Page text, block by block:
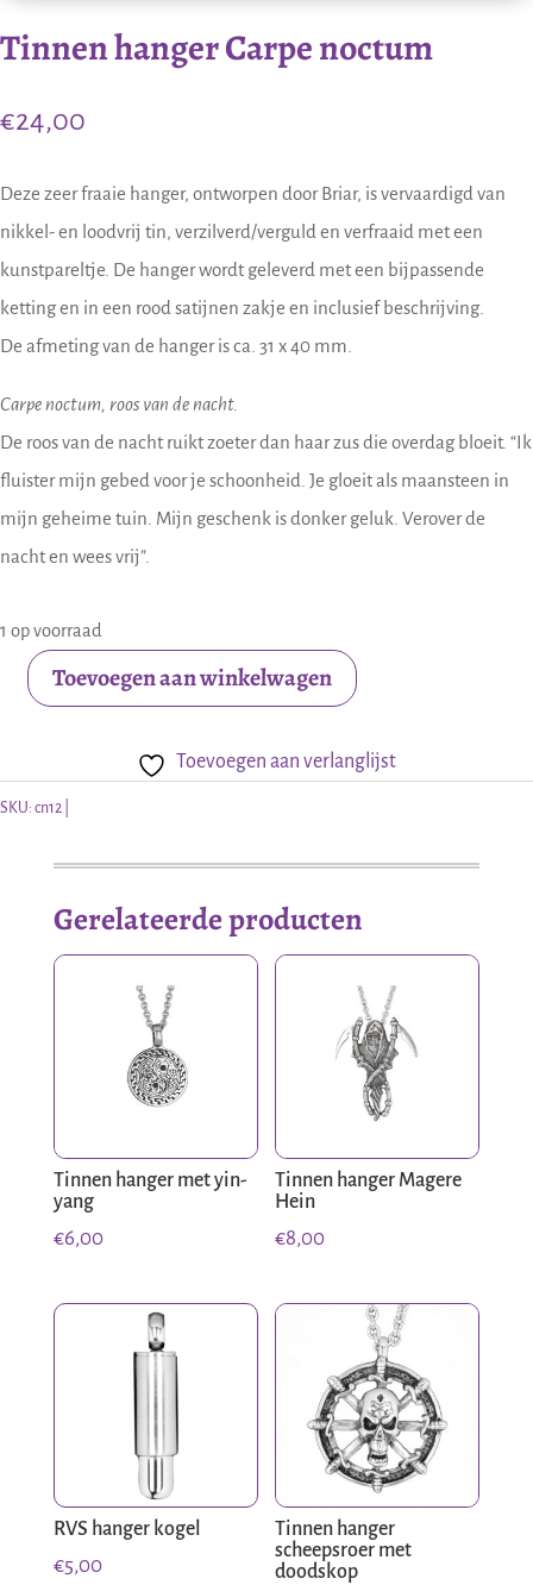
Tinnen hanger Carpe noctum
€24,00
Deze zeer fraaie hanger, ontworpen door Briar, is vervaardigd van
nikkel- en loodvrij tin, verzilverd/verguld en verfraaid met een
kunstpareltje. De hanger wordt geleverd met een bijpassende
ketting en in een rood satijnen zakje en inclusief beschrijving.
De afmeting van de hanger is ca. 31 x 40 mm.
Carpe noctum, roos van de nacht.
De roos van de nacht ruikt zoeter dan haar zus die overdag bloeit. “Ik
fluister mijn gebed voor je schoonheid. Je gloeit als maansteen in
mijn geheime tuin. Mijn geschenk is donker geluk. Verover de
nacht en wees vrij”.
1 op voorraad
Tinnen
noctum
Toevoegen aan winkelwagen
Toevoegen aan verlanglijst
SKU: cn12
Gerelateerde producten
Tinnen hanger met yin-
yang
€6,00
Tinnen hanger Magere
Hein
€8,00
RVS hanger kogel
€5,00
Tinnen hanger
scheepsroer met
doodskop